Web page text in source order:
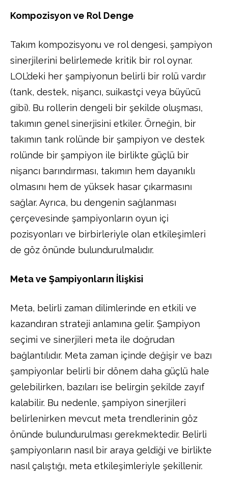
Kompozisyon ve Rol Denge
Takım kompozisyonu ve rol dengesi, şampiyon
sinerjilerini belirlemede kritik bir rol oynar.
LOL’deki her şampiyonun belirli bir rolü vardır
(tank, destek, nişancı, suikastçi veya büyücü
gibi). Bu rollerin dengeli bir şekilde oluşması,
takımın genel sinerjisini etkiler. Örneğin, bir
takımın tank rolünde bir şampiyon ve destek
rolünde bir şampiyon ile birlikte güçlü bir
nişancı barındırması, takımın hem dayanıklı
olmasını hem de yüksek hasar çıkarmasını
sağlar. Ayrıca, bu dengenin sağlanması
çerçevesinde şampiyonların oyun içi
pozisyonları ve birbirleriyle olan etkileşimleri
de göz önünde bulundurulmalıdır.
Meta ve Şampiyonların İlişkisi
Meta, belirli zaman dilimlerinde en etkili ve
kazandıran strateji anlamına gelir. Şampiyon
seçimi ve sinerjileri meta ile doğrudan
bağlantılıdır. Meta zaman içinde değişir ve bazı
şampiyonlar belirli bir dönem daha güçlü hale
gelebilirken, bazıları ise belirgin şekilde zayıf
kalabilir. Bu nedenle, şampiyon sinerjileri
belirlenirken mevcut meta trendlerinin göz
önünde bulundurulması gerekmektedir. Belirli
şampiyonların nasıl bir araya geldiği ve birlikte
nasıl çalıştığı, meta etkileşimleriyle şekillenir.